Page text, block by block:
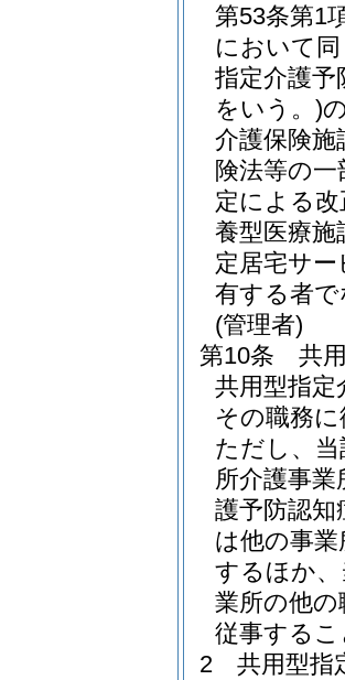
第53条第1
において
指定介護予
をいう。)
介護保険
険法等の
定による
養型医療施
定居宅サ
有する者
(管理者)
第10条
共
共用型指定
その職務
ただし、
所介護事
護予防認知
は他の事
するほか、
業所の他
従事する
2
共用型指